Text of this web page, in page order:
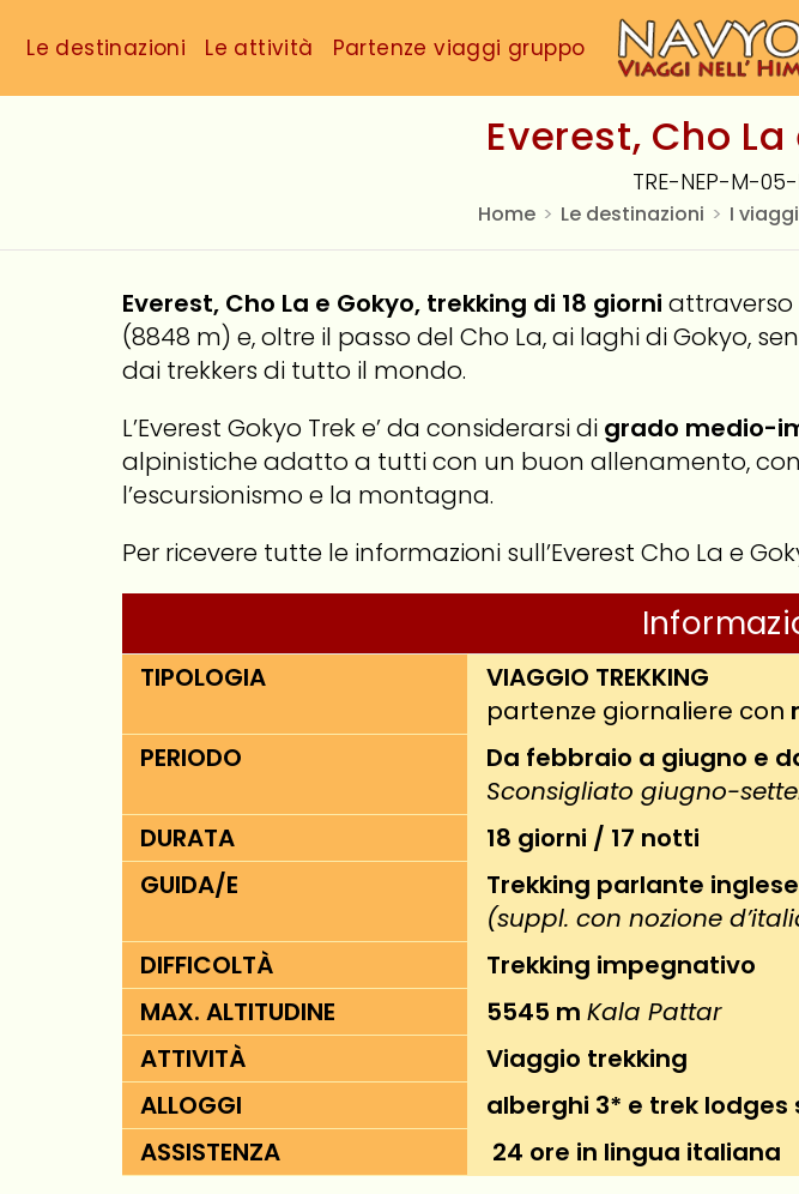
Le destinazioni Le attività Partenze viaggi gruppo
Everest, Cho
TRE-NEP-M-05-
Home > Le destinazioni > I
Everest, Cho La e Gokyo, trekking di 18 giorni attraverso
(8848 m) e, oltre il passo del Cho La, ai laghi di Gokyo,
dai trekkers di tutto il mondo.
L’Everest Gokyo Trek e’ da considerarsi di grado medio-
alpinistiche adatto a tutti con un buon allenamento,
l’escursionismo e la montagna.
Per ricevere tutte le informazioni sull’Everest Cho La e
TIPOLOGIA
VIAGGIO TREKKING
partenze giornaliere con
PERIODO
Da febbraio a giugno e
Sconsigliato giugno-
DURATA
18 giorni / 17 notti
GUIDA/E
Trekking parlante inglese
(suppl. con nozione
DIFFICOLTÀ
Trekking impegnativo
MAX. ALTITUDINE
5545 m Kala Pattar
ATTIVITÀ
Viaggio trekking
ALLOGGI
alberghi 3* e trek lodges
ASSISTENZA
24 ore in lingua italiana